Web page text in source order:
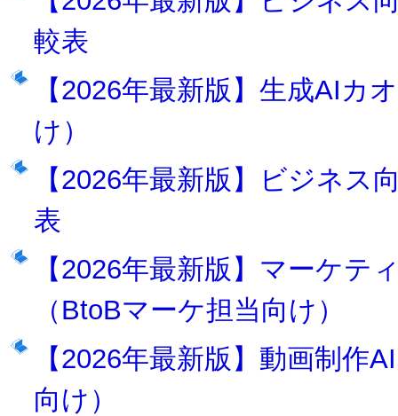
較表
【2026年最新版】生成AIカ
け）
【2026年最新版】ビジネス
表
【2026年最新版】マーケテ
（BtoBマーケ担当向け）
【2026年最新版】動画制作
向け）